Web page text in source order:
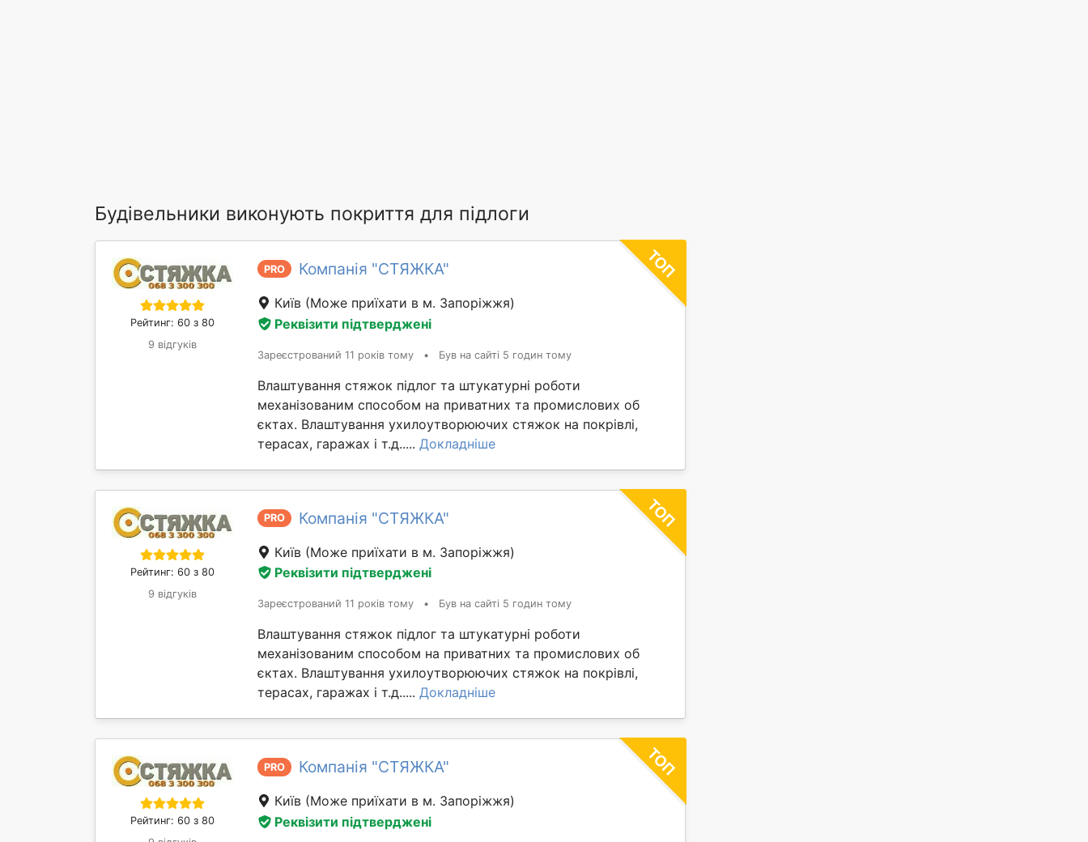
Будівельники виконують покриття для підлоги
Рейтинг: 60 з 80
9 відгуків
PRO Компанія "СТЯЖКА"
Київ (Може приїхати в м. Запоріжжя)
Реквізити підтверджені
Зареєстрований 11 років тому • Був на сайті 5 годин тому
Влаштування стяжок підлог та штукатурні роботи
механізованим способом на приватних та промислових об
єктах. Влаштування ухилоутворюючих стяжок на покрівлі,
терасах, гаражах і т.д..... Докладніше
Рейтинг: 60 з 80
9 відгуків
PRO Компанія "СТЯЖКА"
Київ (Може приїхати в м. Запоріжжя)
Реквізити підтверджені
Зареєстрований 11 років тому • Був на сайті 5 годин тому
Влаштування стяжок підлог та штукатурні роботи
механізованим способом на приватних та промислових об
єктах. Влаштування ухилоутворюючих стяжок на покрівлі,
терасах, гаражах і т.д..... Докладніше
Рейтинг: 60 з 80
PRO Компанія "СТЯЖКА"
Київ (Може приїхати в м. Запоріжжя)
Реквізити підтверджені